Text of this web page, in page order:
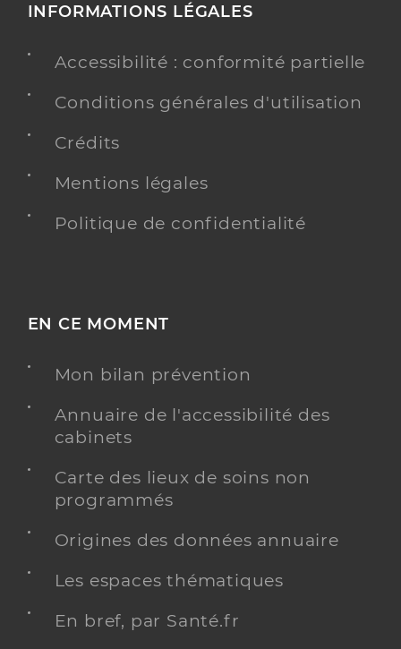
INFORMATIONS LÉGALES
Accessibilité : conformité partielle
Conditions générales d'utilisation
Crédits
Mentions légales
Politique de confidentialité
EN CE MOMENT
Mon bilan prévention
Annuaire de l'accessibilité des
cabinets
Carte des lieux de soins non
programmés
Origines des données annuaire
Les espaces thématiques
En bref, par Santé.fr